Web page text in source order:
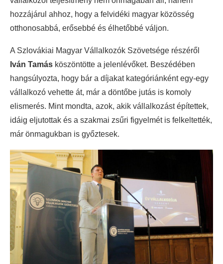
hozzájárul ahhoz, hogy a felvidéki magyar közösség
otthonosabbá, erősebbé és élhetőbbé váljon.
A Szlovákiai Magyar Vállalkozók Szövetsége részéről
Iván Tamás köszöntötte a jelenlévőket. Beszédében
hangsúlyozta, hogy bár a díjakat kategóriánként egy-egy
vállalkozó vehette át, már a döntőbe jutás is komoly
elismerés. Mint mondta, azok, akik vállalkozást építettek,
idáig eljutottak és a szakmai zsűri figyelmét is felkeltették,
már önmagukban is győztesek.